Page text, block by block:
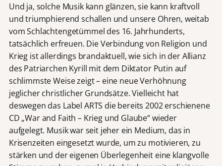
Und ja, solche Musik kann glänzen, sie kann kraftvoll
und triumphierend schallen und unsere Ohren, weitab
vom Schlachtengetümmel des 16. Jahrhunderts,
tatsächlich erfreuen. Die Verbindung von Religion und
Krieg ist allerdings brandaktuell, wie sich in der Allianz
des Patriarchen Kyrill mit dem Diktator Putin auf
schlimmste Weise zeigt – eine neue Verhöhnung
jeglicher christlicher Grundsätze. Vielleicht hat
deswegen das Label ARTS die bereits 2002 erschienene
CD „War and Faith – Krieg und Glaube“ wieder
aufgelegt. Musik war seit jeher ein Medium, das in
Krisenzeiten eingesetzt wurde, um zu motivieren, zu
stärken und der eigenen Überlegenheit eine klangvolle